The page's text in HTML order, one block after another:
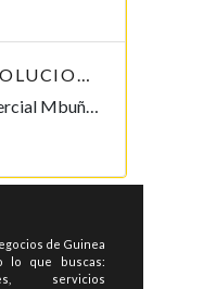
VERTEX SOLUCIONES S.L.
Centro comercial Mbuña Bocamba, primera planta. Bata, Litoral , Guinea Ecuatorial
de Guinea
lo que buscas:
servicios